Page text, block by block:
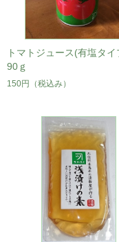
トマトジュース(有塩タ
90ｇ
150円 （税込み）